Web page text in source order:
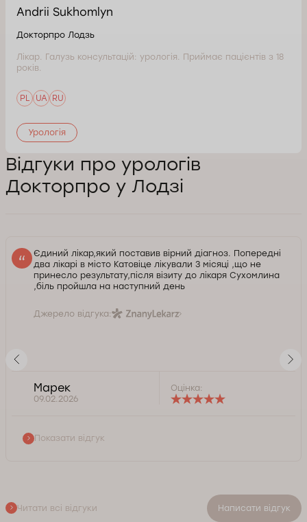
Andrii Sukhomlyn
Докторпро Лодзь
Лікар. Галузь консультацій: урологія. Приймає пацієнтів з 18
років.
PL UA RU
Урологія
Відгуки про урологів
Докторпро у Лодзі
Єдиний лікар,який поставив вірний діагноз. Попередні
два лікарі в місто Катовіце лікували 3 місяці ,що не
принесло результату,після візиту до лікаря Сухомлина
,біль пройшла на наступний день
Джерело відгука:
Марек
09.02.2026
Оцінка:
Показати відгук
Читати всі відгуки Написати відгук